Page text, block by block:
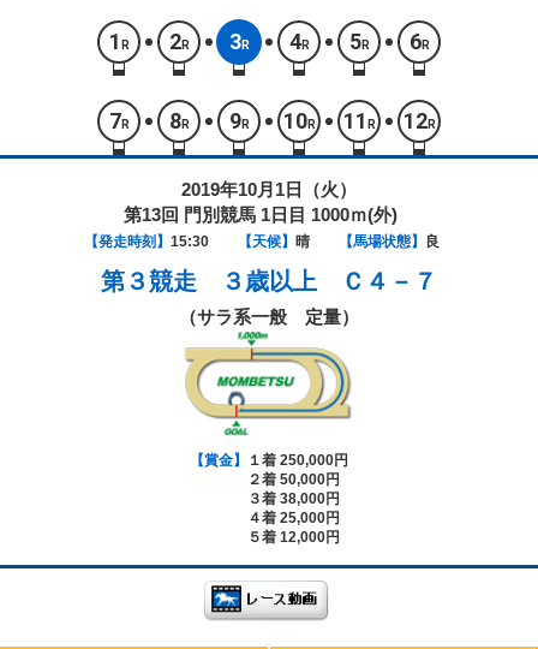
1 R 2R 3R 4R 5R 6R
7 R 8R 9R 10R 11 R 12R
2019年10月1日（火）
第13回 門別競馬 1日目 1000ｍ(外)
【発走時刻】 15:30 【天候】 晴 【馬場状態】 良
第３競走 ３歳以上 Ｃ４－７
（サラ系一般 定量）
【賞金】
１着 250,000円
２着 50,000円
３着 38,000円
４着 25,000円
５着 12,000円